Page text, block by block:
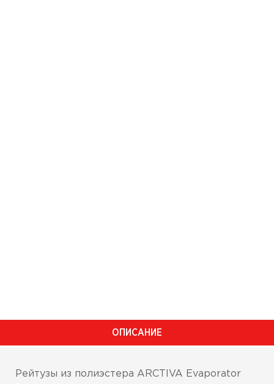
ОПИСАНИЕ
Рейтузы из полиэстерa ARCTIVA Evaporator